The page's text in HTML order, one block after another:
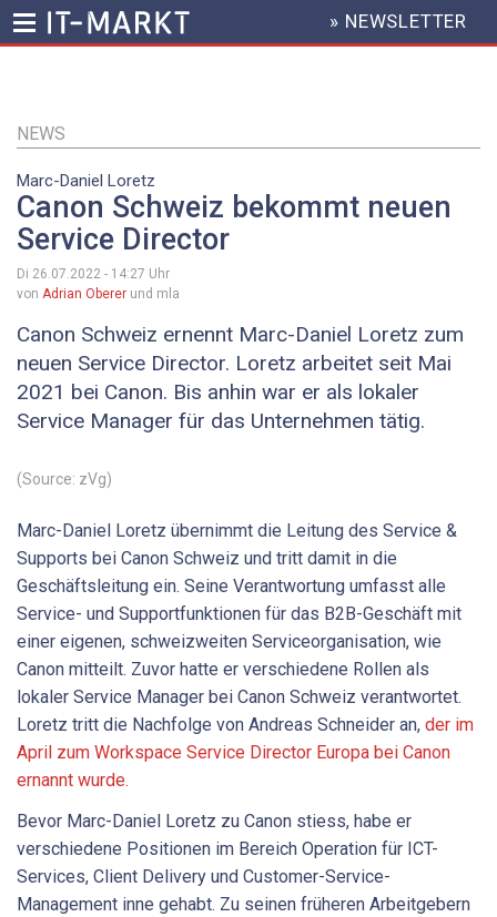
Inhalt
HEADER
MENU
» NEWSLETTER
NEWS
Marc-Daniel Loretz
Canon Schweiz bekommt neuen
Service Director
Di 26.07.2022 - 14:27 Uhr
von Adrian Oberer und mla
Canon Schweiz ernennt Marc-Daniel Loretz zum
neuen Service Director. Loretz arbeitet seit Mai
2021 bei Canon. Bis anhin war er als lokaler
Service Manager für das Unternehmen tätig.
(Source: zVg)
Marc-Daniel Loretz übernimmt die Leitung des Service &
Supports bei Canon Schweiz und tritt damit in die
Geschäftsleitung ein. Seine Verantwortung umfasst alle
Service- und Supportfunktionen für das B2B-Geschäft mit
einer eigenen, schweizweiten Serviceorganisation, wie
Canon mitteilt. Zuvor hatte er verschiedene Rollen als
lokaler Service Manager bei Canon Schweiz verantwortet.
Loretz tritt die Nachfolge von Andreas Schneider an, der im
April zum Workspace Service Director Europa bei Canon
ernannt wurde.
Bevor Marc-Daniel Loretz zu Canon stiess, habe er
verschiedene Positionen im Bereich Operation für ICT-
Services, Client Delivery und Customer-Service-
Management inne gehabt. Zu seinen früheren Arbeitgebern